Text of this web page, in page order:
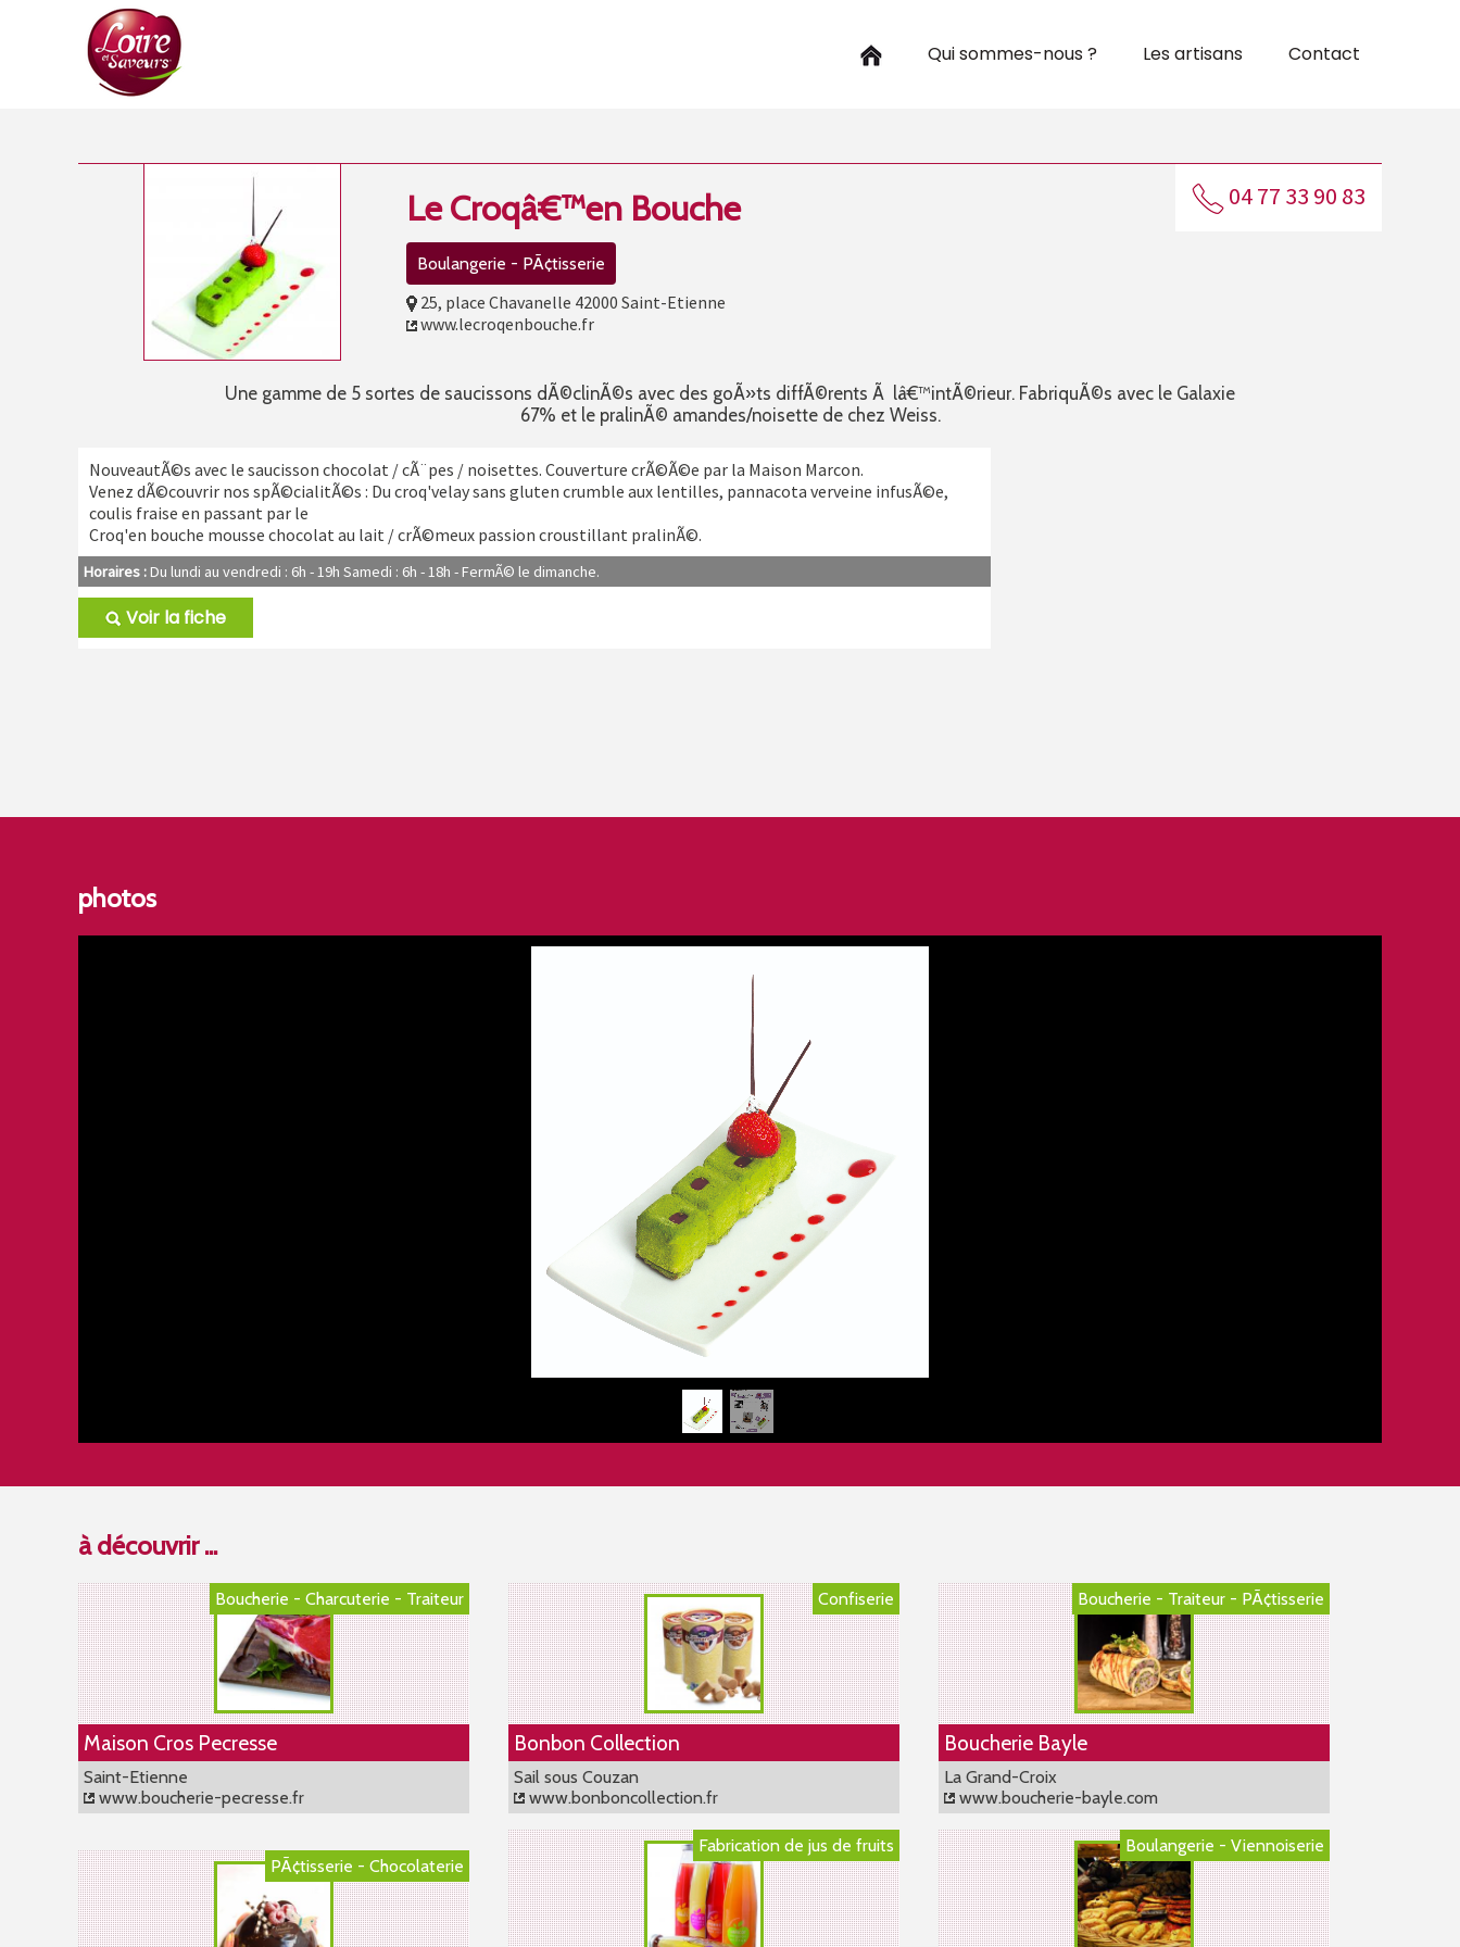
Qui sommes-nous ? Les artisans Contact
Le Croqâ€™en Bouche
Boulangerie - PÃ¢tisserie
25, place Chavanelle 42000 Saint-Etienne
www.lecroqenbouche.fr
04 77 33 90 83
Une gamme de 5 sortes de saucissons dÃ©clinÃ©s avec des goÃ»ts diffÃ©rents Ã lâ€™intÃ©rieur. FabriquÃ©s avec le Galaxie
67% et le pralinÃ© amandes/noisette de chez Weiss.
NouveautÃ©s avec le saucisson chocolat / cÃ¨pes / noisettes. Couverture crÃ©Ã©e par la Maison Marcon.
Venez dÃ©couvrir nos spÃ©cialitÃ©s : Du croq'velay sans gluten crumble aux lentilles, pannacota verveine infusÃ©e,
coulis fraise en passant par le
Croq'en bouche mousse chocolat au lait / crÃ©meux passion croustillant pralinÃ©.
Horaires :Du lundi au vendredi : 6h - 19h Samedi : 6h - 18h - FermÃ© le dimanche.
Voir la fiche
photos
à découvrir ...
Boucherie - Charcuterie - Traiteur
Maison Cros Pecresse
Saint-Etienne
www.boucherie-pecresse.fr
Confiserie
Bonbon Collection
Sail sous Couzan
www.bonboncollection.fr
Boucherie - Traiteur - PÃ¢tisserie
Boucherie Bayle
La Grand-Croix
www.boucherie-bayle.com
PÃ¢tisserie - Chocolaterie
Fabrication de jus de fruits Boulangerie - Viennoiserie